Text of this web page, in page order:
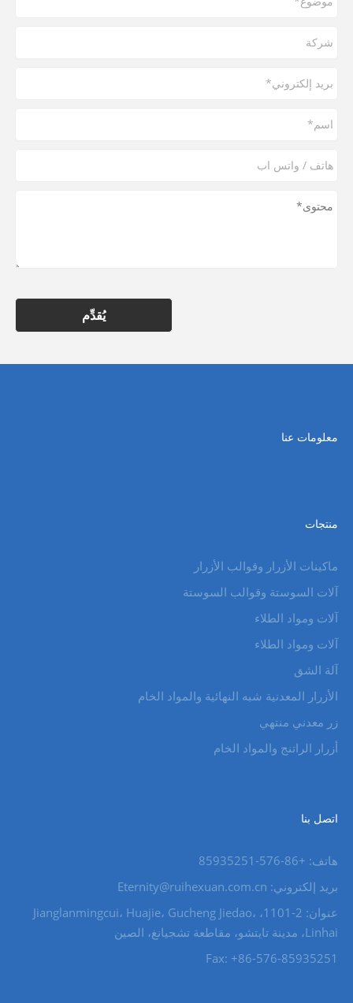
يُقدِّم
معلومات عنا
منتجات
ماكينات الأزرار وقوالب الأزرار
آلات السوستة وقوالب السوستة
آلات ومواد الطلاء
آلات ومواد الطلاء
آلة الشق
الأزرار المعدنية شبه النهائية والمواد الخام
زر معدني منتهي
أزرار الراتنج والمواد الخام
اتصل بنا
هاتف: +86-576-85935251
بريد إلكتروني: Eternity@ruihexuan.com.cn
عنوان: 2-1101، Jianglanmingcui، Huajie، Gucheng Jiedao،
Linhai، مدينة تايتشو، مقاطعة تشجيانغ، الصين
Fax: +86-576-85935251